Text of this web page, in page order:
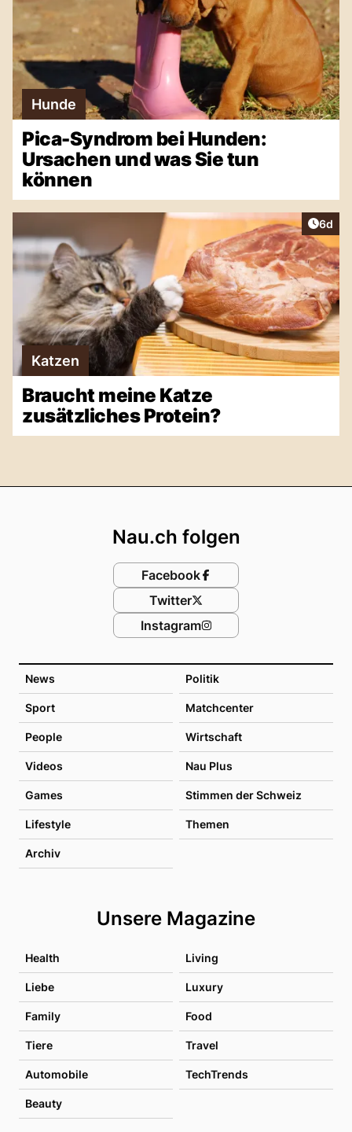
Hunde
Pica-Syndrom bei Hunden:
Ursachen und was Sie tun
können
6d
Katzen
Braucht meine Katze
zusätzliches Protein?
News Politik
Sport Matchcenter
People Wirtschaft
Videos Nau Plus
Games Stimmen der Schweiz
Lifestyle Themen
Archiv
Unsere Magazine
Health Living
Liebe Luxury
Family Food
Tiere Travel
Automobile TechTrends
Beauty
Nau.ch folgen
Facebook
Twitter
Instagram